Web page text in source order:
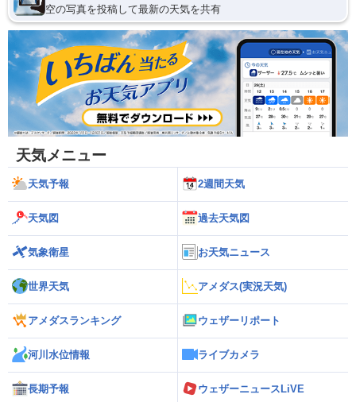
空の写真を投稿して最新の天気を共有
天気メニュー
天気予報 2週間天気
天気図 過去天気図
気象衛星 お天気ニュース
世界天気 アメダス(実況天気)
アメダスランキング ウェザーリポート
河川水位情報 ライブカメラ
長期予報 ウェザーニュースLiVE